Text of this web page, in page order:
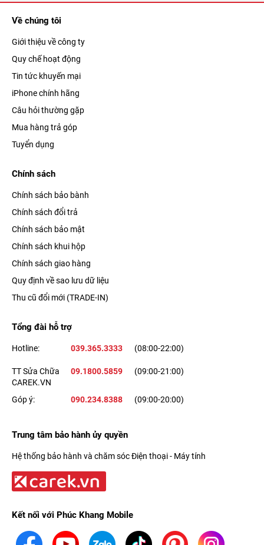
Về chúng tôi
Giới thiệu về công ty
Quy chế hoạt động
Tin tức khuyến mại
iPhone chính hãng
Câu hỏi thường gặp
Mua hàng trả góp
Tuyển dụng
Chính sách
Chính sách bảo bành
Chính sách đổi trả
Chính sách bảo mật
Chính sách khui hộp
Chính sách giao hàng
Quy định về sao lưu dữ liệu
Thu cũ đổi mới (TRADE-IN)
Tổng đài hỗ trợ
Hotline: 039.365.3333 (08:00-22:00)
TT Sửa Chữa
CAREK.VN
09.1800.5859 (09:00-21:00)
Góp ý: 090.234.8388 (09:00-20:00)
Trung tâm bảo hành ủy quyền
Hệ thống bảo hành và chăm sóc Điện thoại - Máy tính
Kết nối với Phúc Khang Mobile